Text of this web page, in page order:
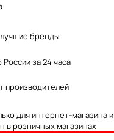
бренды
за 24 часа
производителей
для интернет-магазина и
в розничных магазинах